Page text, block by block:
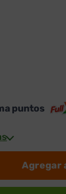
puntos
Agregar